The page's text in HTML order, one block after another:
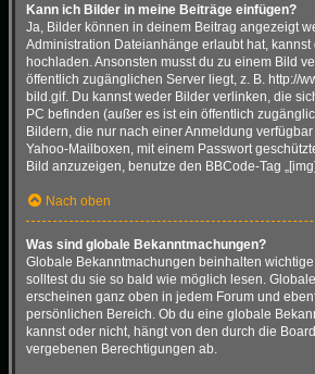
Kann ich Bilder in meine Beiträge einfügen?
Ja, Bilder können in deinem Beitrag angezeigt
Administration Dateianhänge erlaubt hat,
hochladen. Ansonsten musst du zu einem Bild
öffentlich zugänglichen Server liegt, z. B. http://
bild.gif. Du kannst weder Bilder verlinken, die
PC befinden (außer es ist ein öffentlich
Bildern, die nur nach einer Anmeldung
Yahoo-Mailboxen, mit einem Passwort
Bild anzuzeigen, benutze den BBCode-Tag
Nach oben
Was sind globale Bekanntmachungen?
Globale Bekanntmachungen beinhalten
solltest du sie so bald wie möglich lesen.
erscheinen ganz oben in jedem Forum und
persönlichen Bereich. Ob du eine globale
kannst oder nicht, hängt von den durch die
vergebenen Berechtigungen ab.